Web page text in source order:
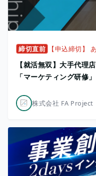
締切直前 【申込締切】
【就活無双】大手代理
「マーケティング研修
株式会社 FA Project